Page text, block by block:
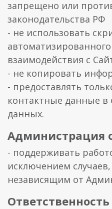
запрещено или
законодательства РФ
- не использовать
взаимодействия с
- не копировать
- предоставлять
контактные данные в
данных.
Администрация
- поддерживать
исключением
независящим от
Ответственность